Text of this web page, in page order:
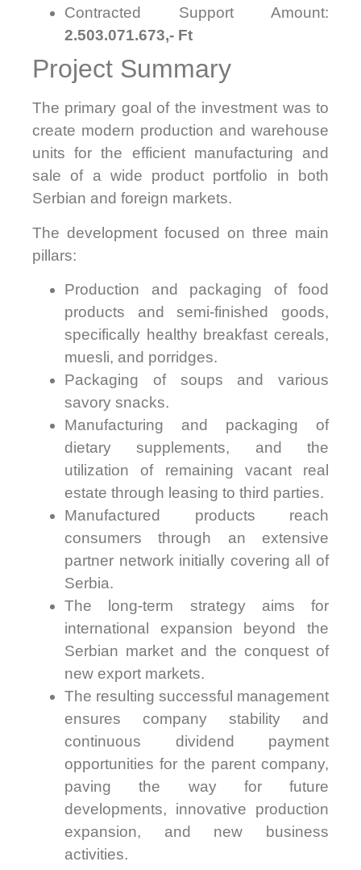
Contracted Support Amount:
2.503.071.673,- Ft
Project Summary
The primary goal of the investment was to
create modern production and warehouse
units for the efficient manufacturing and
sale of a wide product portfolio in both
Serbian and foreign markets.
The development focused on three main
pillars:
Production and packaging of food
products and semi-finished goods,
specifically healthy breakfast cereals,
muesli, and porridges.
Packaging of soups and various
savory snacks.
Manufacturing and packaging of
dietary supplements, and the
utilization of remaining vacant real
estate through leasing to third parties.
Manufactured products reach
consumers through an extensive
partner network initially covering all of
Serbia.
The long-term strategy aims for
international expansion beyond the
Serbian market and the conquest of
new export markets.
The resulting successful management
ensures company stability and
continuous dividend payment
opportunities for the parent company,
paving the way for future
developments, innovative production
expansion, and new business
activities.